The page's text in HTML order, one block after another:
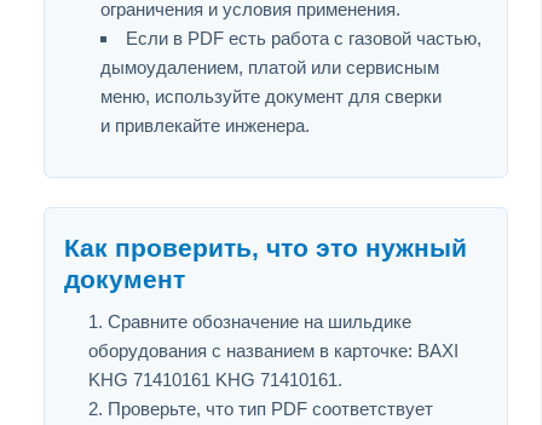
ограничения и условия применения.
Если в PDF есть работа с газовой частью,
дымоудалением, платой или сервисным
меню, используйте документ для сверки
и привлекайте инженера.
Как проверить, что это нужный
документ
Сравните обозначение на шильдике
оборудования с названием в карточке: BAXI
KHG 71410161 KHG 71410161.
Проверьте, что тип PDF соответствует